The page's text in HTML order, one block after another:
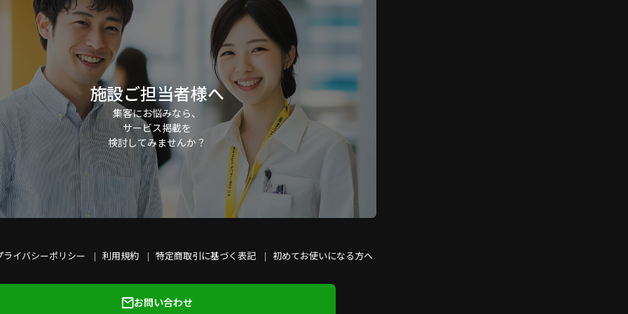
施設ご担当者様へ
集客にお悩みなら、
サービス掲載を
検討してみませんか？
ライバシーポリシー 利用規約 特定商取引に基づく表記 初めてお使いになる方へ
お問い合わせ